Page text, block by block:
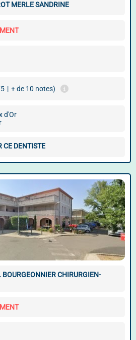
MERLE SANDRINE
| + de 10 notes)
d'Or
CE DENTISTE
BOURGEONNIER CHIRURGIEN-